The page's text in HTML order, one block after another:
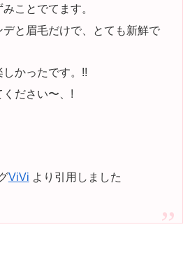
ことでてます。
デと眉毛だけで、とても新鮮で
かったです。!!
ださい〜、!
ViVi より引用しました